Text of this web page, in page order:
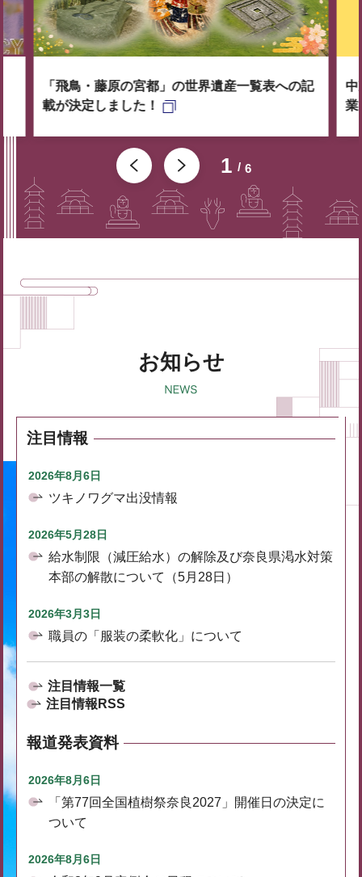
1 6
「飛鳥・藤原の宮都」の世界遺産一覧表への記
載が決定しました！
中
業
お知らせ
注目情報
2026年8月6日
ツキノワグマ出没情報
2026年5月28日
給水制限（減圧給水）の解除及び奈良県渇水対策
本部の解散について（5月28日）
2026年3月3日
職員の「服装の柔軟化」について
注目情報一覧
注目情報RSS
報道発表資料
2026年8月6日
「第77回全国植樹祭奈良2027」開催日の決定に
ついて
2026年8月6日